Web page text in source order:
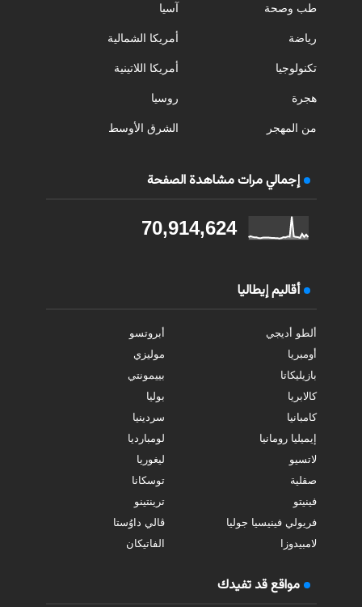
طب وصحة
رياضة
تكنولوجيا
هجرة
من المهجر
آسيا
أمريكا الشمالية
أمريكا اللاتينية
روسيا
الشرق الأوسط
إجمالي مرات مشاهدة الصفحة
70,914,624
أقاليم إيطاليا
ألطو أديجي
أبروتسو
أومبريا
موليزي
بازيليكاتا
بييمونتي
كالابريا
بوليا
كامبانيا
سردينيا
إيميليا رومانيا
لومبارديا
لاتسيو
ليغوريا
صقلية
توسكانا
فينيتو
ترينتينو
فريولي فينيسيا جوليا
ڤالي داوُستا
لامبيدوزا
الفاتيكان
مواقع قد تفيدك